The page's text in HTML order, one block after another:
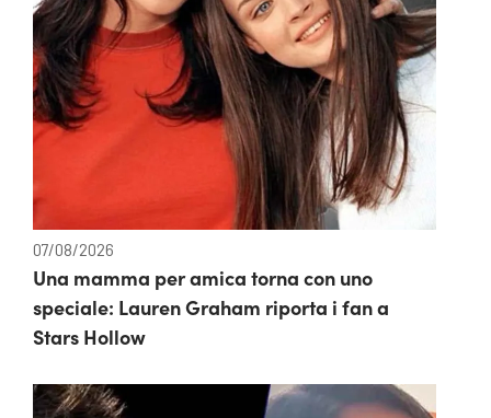
07/08/2026
Una mamma per amica torna con uno
speciale: Lauren Graham riporta i fan a
Stars Hollow